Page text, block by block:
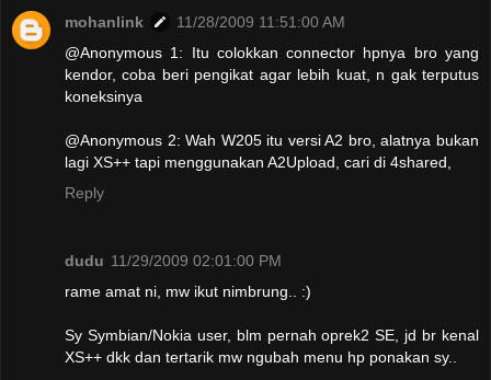
mohanlink
11/28/2009 11:51:00 AM
@Anonymous 1: Itu colokkan connector hpnya bro yang
kendor, coba beri pengikat agar lebih kuat, n gak terputus
koneksinya
@Anonymous 2: Wah W205 itu versi A2 bro, alatnya bukan
lagi XS++ tapi menggunakan A2Upload, cari di 4shared,
Reply
dudu 11/29/2009 02:01:00 PM
rame amat ni, mw ikut nimbrung.. :)
Sy Symbian/Nokia user, blm pernah oprek2 SE, jd br kenal
XS++ dkk dan tertarik mw ngubah menu hp ponakan sy..